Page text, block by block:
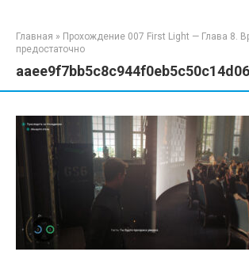
Главная » Прохождение 007 First Light — Глава 8.
предостаточно